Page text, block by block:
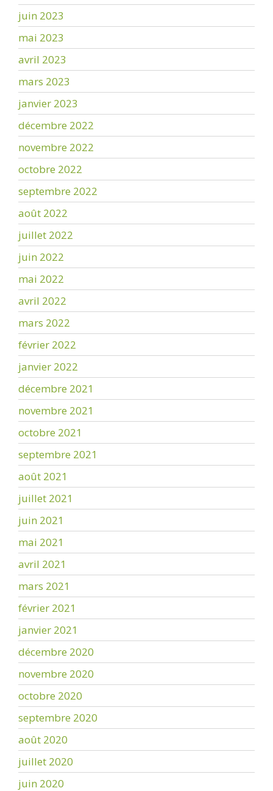
juin 2023
mai 2023
avril 2023
mars 2023
janvier 2023
décembre 2022
novembre 2022
octobre 2022
septembre 2022
août 2022
juillet 2022
juin 2022
mai 2022
avril 2022
mars 2022
février 2022
janvier 2022
décembre 2021
novembre 2021
octobre 2021
septembre 2021
août 2021
juillet 2021
juin 2021
mai 2021
avril 2021
mars 2021
février 2021
janvier 2021
décembre 2020
novembre 2020
octobre 2020
septembre 2020
août 2020
juillet 2020
juin 2020